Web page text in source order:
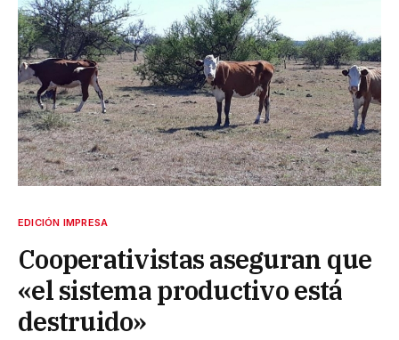
EDICIÓN IMPRESA
Cooperativistas aseguran que
«el sistema productivo está
destruido»